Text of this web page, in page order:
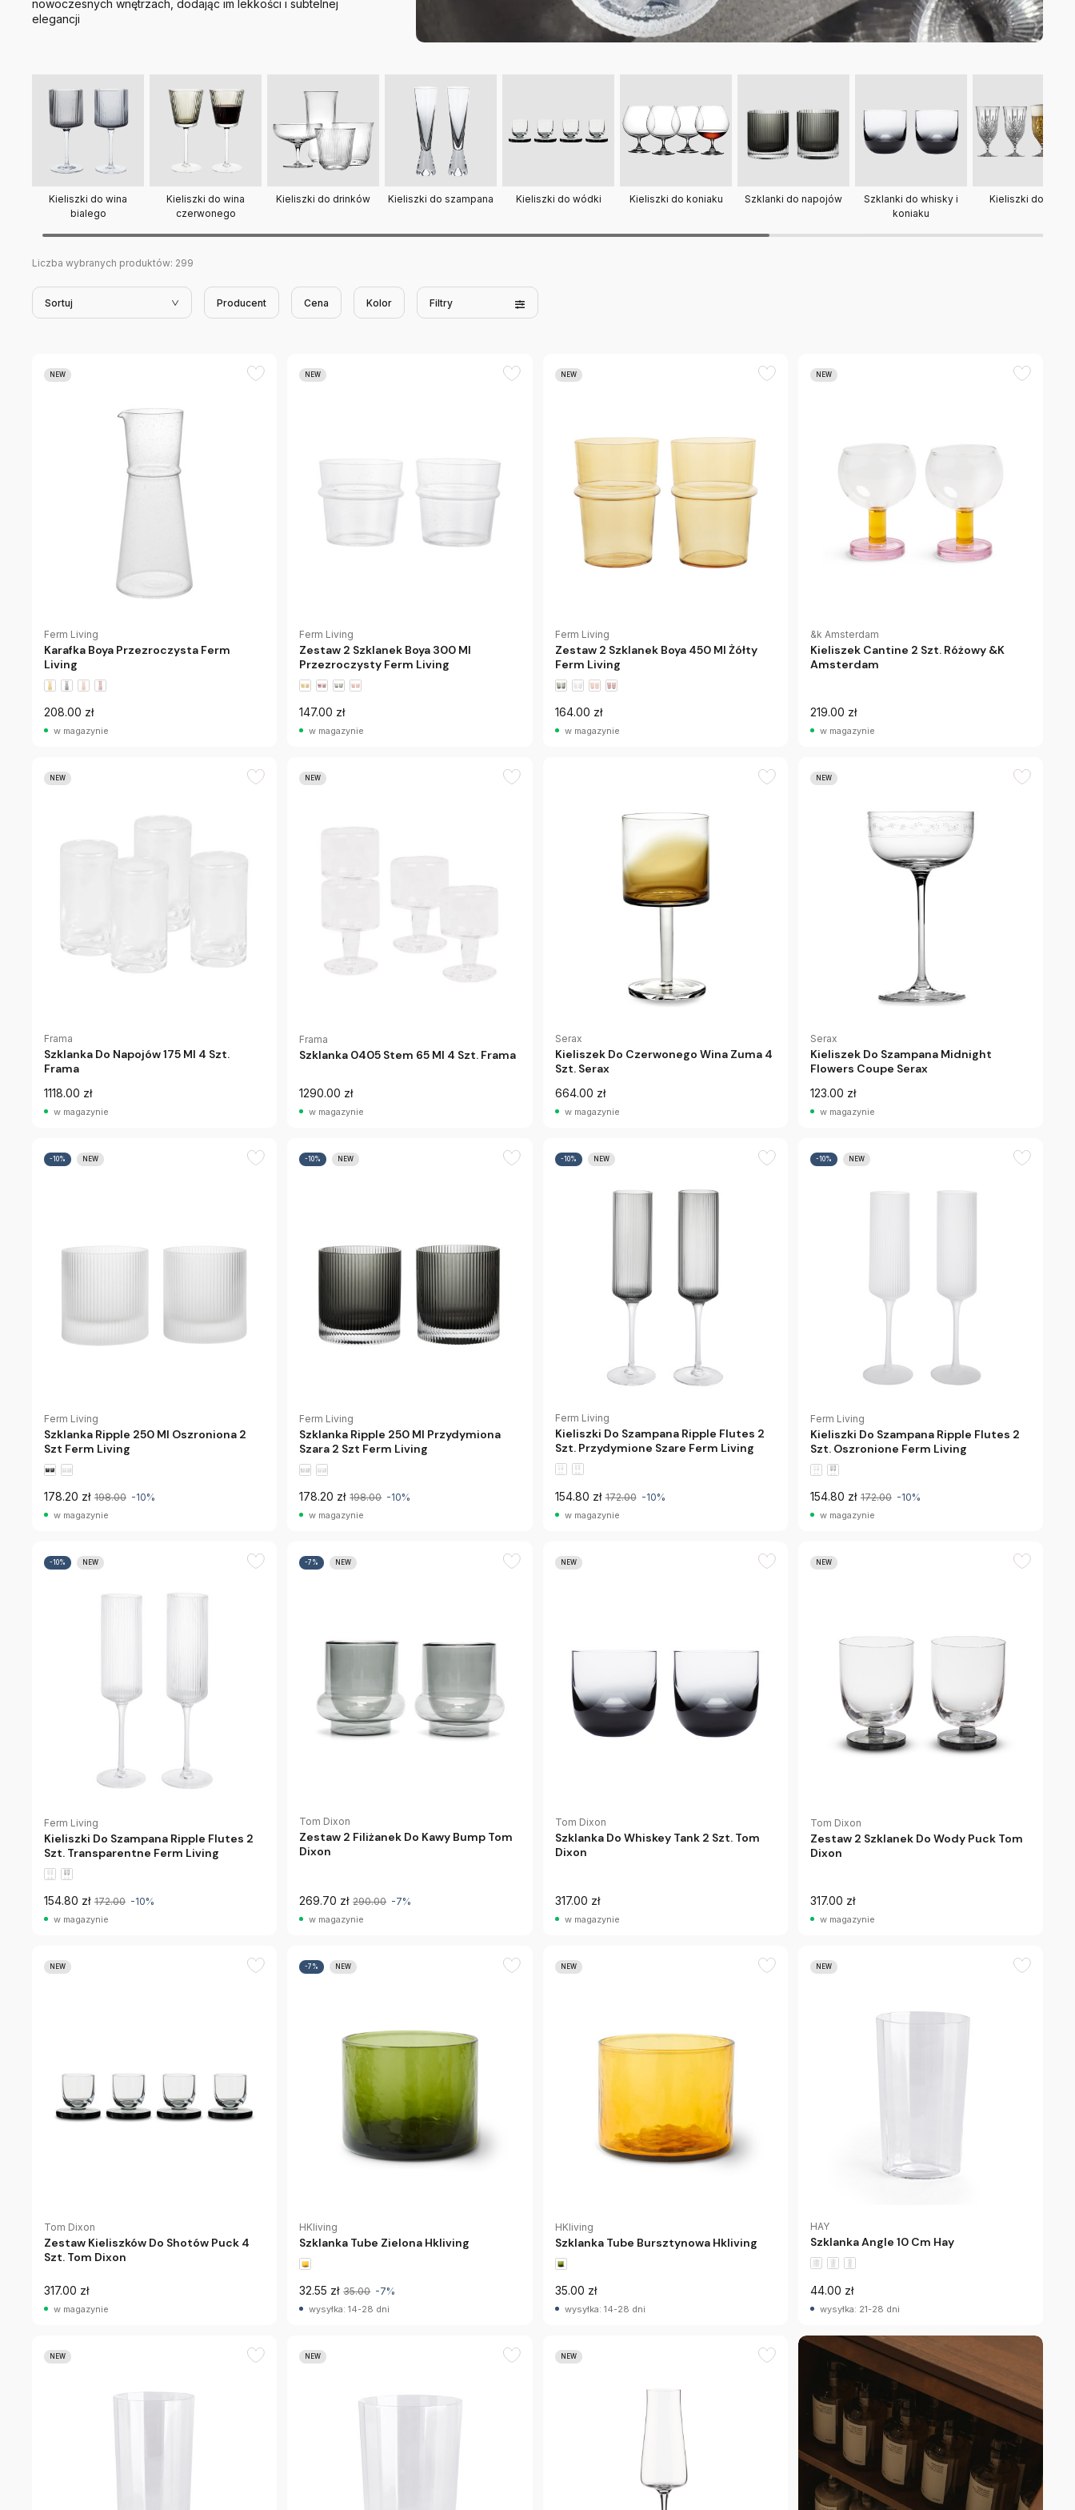
nowoczesnych wnętrzach, dodając im lekkości i subtelnej
elegancji
Kieliszki do wina
bialego
Kieliszki do wina
czerwonego
Kieliszki do drinków Kieliszki do szampana Kieliszki do wódki Kieliszki do koniaku Szklanki do napojów
Szklanki do whisky i
koniaku
Kieliszki do piwa
Liczba wybranych produktów: 299
Sortuj Producent Cena Kolor Filtry
NEW
Ferm Living
Karafka Boya Przezroczysta Ferm
Living
208.00 zł
w magazynie
NEW
Ferm Living
Zestaw 2 Szklanek Boya 300 Ml
Przezroczysty Ferm Living
147.00 zł
w magazynie
NEW
Ferm Living
Zestaw 2 Szklanek Boya 450 Ml Żółty
Ferm Living
164.00 zł
w magazynie
NEW
&k Amsterdam
Kieliszek Cantine 2 Szt. Różowy &K
Amsterdam
219.00 zł
w magazynie
NEW
Frama
Szklanka Do Napojów 175 Ml 4 Szt.
Frama
1118.00 zł
w magazynie
NEW
Frama
Szklanka 0405 Stem 65 Ml 4 Szt. Frama
1290.00 zł
w magazynie
Serax
Kieliszek Do Czerwonego Wina Zuma 4
Szt. Serax
664.00 zł
w magazynie
NEW
Serax
Kieliszek Do Szampana Midnight
Flowers Coupe Serax
123.00 zł
w magazynie
-10% NEW
Ferm Living
Szklanka Ripple 250 Ml Oszroniona 2
Szt Ferm Living
178.20 zł 198.00 -10%
w magazynie
-10% NEW
Ferm Living
Szklanka Ripple 250 Ml Przydymiona
Szara 2 Szt Ferm Living
178.20 zł 198.00 -10%
w magazynie
-10% NEW
Ferm Living
Kieliszki Do Szampana Ripple Flutes 2
Szt. Przydymione Szare Ferm Living
154.80 zł 172.00 -10%
w magazynie
-10% NEW
Ferm Living
Kieliszki Do Szampana Ripple Flutes 2
Szt. Oszronione Ferm Living
154.80 zł 172.00 -10%
w magazynie
-10% NEW
Ferm Living
Kieliszki Do Szampana Ripple Flutes 2
Szt. Transparentne Ferm Living
154.80 zł 172.00 -10%
w magazynie
-7% NEW
Tom Dixon
Zestaw 2 Filiżanek Do Kawy Bump Tom
Dixon
269.70 zł 290.00 -7%
w magazynie
NEW
Tom Dixon
Szklanka Do Whiskey Tank 2 Szt. Tom
Dixon
317.00 zł
w magazynie
NEW
Tom Dixon
Zestaw 2 Szklanek Do Wody Puck Tom
Dixon
317.00 zł
w magazynie
NEW
Tom Dixon
Zestaw Kieliszków Do Shotów Puck 4
Szt. Tom Dixon
317.00 zł
w magazynie
-7% NEW
HKliving
Szklanka Tube Zielona Hkliving
32.55 zł 35.00 -7%
wysyłka: 14-28 dni
NEW
HKliving
Szklanka Tube Bursztynowa Hkliving
35.00 zł
wysyłka: 14-28 dni
NEW
HAY
Szklanka Angle 10 Cm Hay
44.00 zł
wysyłka: 21-28 dni
NEW NEW NEW